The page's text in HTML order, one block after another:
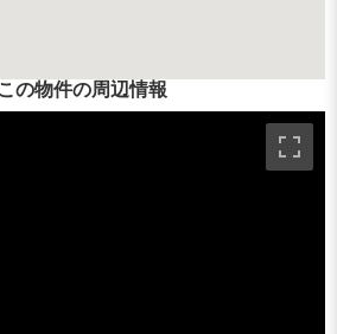
この物件の周辺情報